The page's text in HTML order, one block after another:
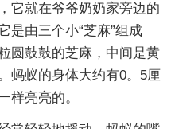
它就在爷爷奶奶家旁边的
是由三个小“芝麻”组成
圆鼓鼓的芝麻，中间是黄
蚂蚁的身体大约有0。5厘
样亮亮的。